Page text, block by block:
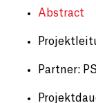
Abstract
Partner: